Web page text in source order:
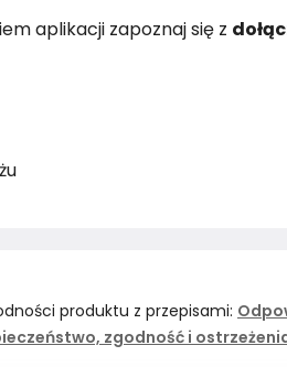
aplikacji zapoznaj się z
produktu z przepisami:
zgodność i